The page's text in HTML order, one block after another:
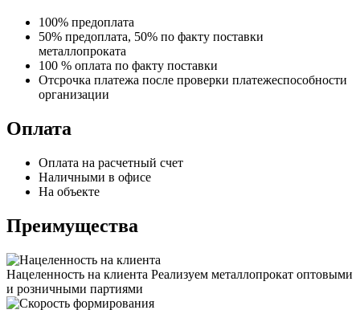
100% предоплата
50% предоплата, 50% по факту поставки
металлопроката
100 % оплата по факту поставки
Отсрочка платежа после проверки платежеспособности
организации
Оплата
Оплата на расчетный счет
Наличными в офисе
На объекте
Преимущества
Нацеленность на клиента Реализуем металлопрокат оптовыми
и розничными партиями